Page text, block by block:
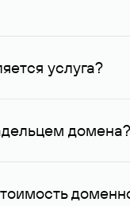
услуга?
в
домена?
его